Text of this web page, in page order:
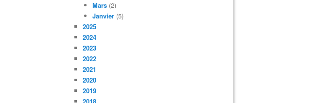
Mars (2)
Janvier (5)
2025
2024
2023
2022
2021
2020
2019